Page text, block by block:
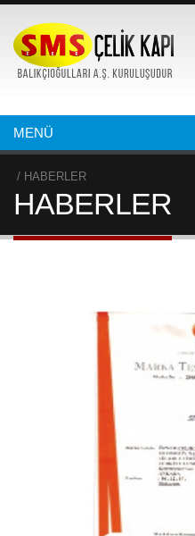
MENÜ
/ HABERLER
HABERLER